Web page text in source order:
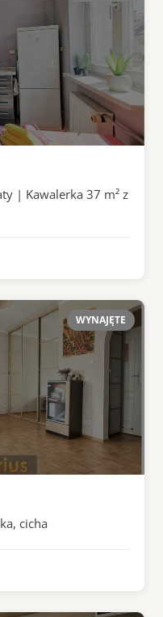
| Kawalerka 37 m² z
WYNAJĘTE
cicha